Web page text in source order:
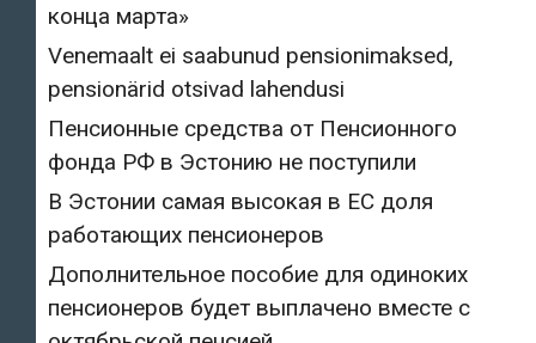
конца марта»
Venemaalt ei saabunud pensionimaksed,
pensionärid otsivad lahendusi
Пенсионные средства от Пенсионного
фонда РФ в Эстонию не поступили
В Эстонии самая высокая в ЕС доля
работающих пенсионеров
Дополнительное пособие для одиноких
пенсионеров будет выплачено вместе с